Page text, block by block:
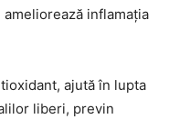
inflamația
ajută în lupta
liberi, previn